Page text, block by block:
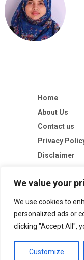
We value your
We use cookies to
personalized ads or
clicking "Accept All",
Customize
Home
About Us
Contact us
Privacy
Disclaimer